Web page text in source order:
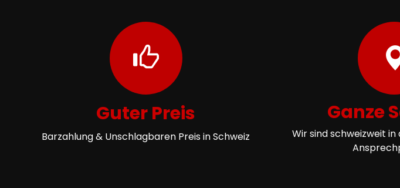
Guter Preis
Barzahlung & Unschlagbaren Preis in Schweiz
Ganze
Wir sind schweizweit